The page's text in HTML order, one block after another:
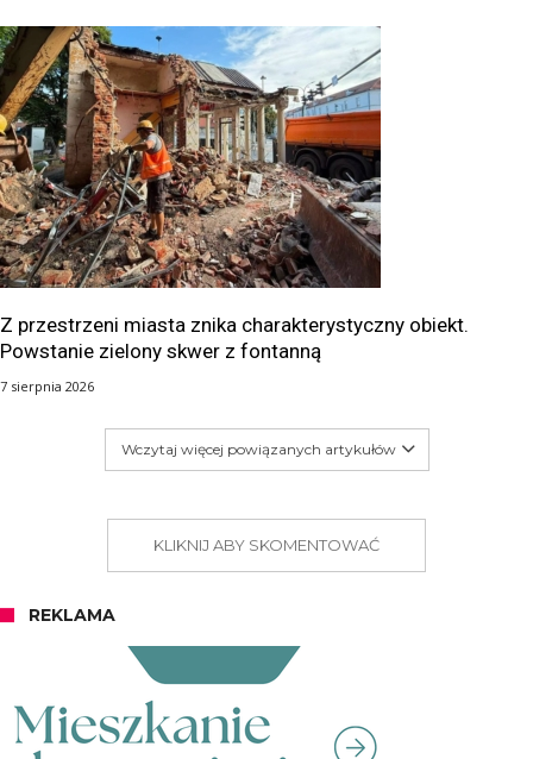
Z przestrzeni miasta znika charakterystyczny obiekt.
Powstanie zielony skwer z fontanną
7 sierpnia 2026
Wczytaj więcej powiązanych artykułów
KLIKNIJ ABY SKOMENTOWAĆ
REKLAMA